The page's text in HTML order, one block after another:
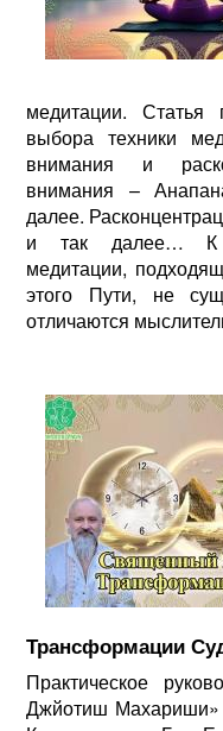
медитации. Статья
выбора техники
внимания и
внимания –
далее.
и так далее… К
медитации,
этого Пути, не
отличаются
Трансформации
Практическое
Джйотиш